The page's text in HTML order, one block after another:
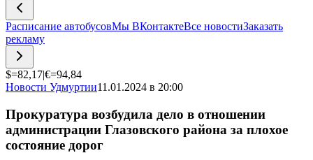
Расписание автобусовМы ВКонтактеВсе новостиЗаказать
рекламу
$=82,17|€=94,84
Новости Удмуртии11.01.2024 в 20:00
Прокуратура возбудила дело в отношении
администрации Глазовского района за плохое
состояние дорог